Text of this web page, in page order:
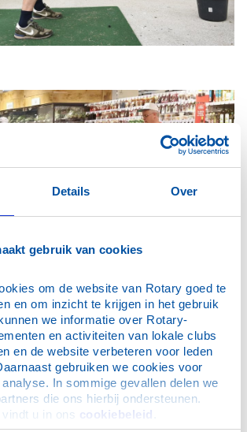
Details Over
gebruik van cookies
om de website van Rotary goed te
en om inzicht te krijgen in het gebruik
we informatie over Rotary-
en activiteiten van lokale clubs
en de website verbeteren voor leden
gebruiken we cookies voor
In sommige gevallen delen we
die ons hierbij ondersteunen.
u in ons cookiebeleid